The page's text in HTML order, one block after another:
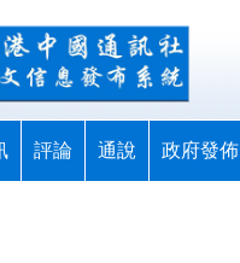
評論 通說 政府發佈